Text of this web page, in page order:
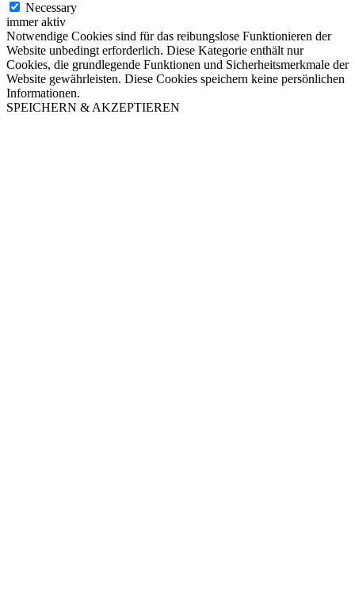
Necessary
immer aktiv
Notwendige Cookies sind für das reibungslose Funktionieren der
Website unbedingt erforderlich. Diese Kategorie enthält nur
Cookies, die grundlegende Funktionen und Sicherheitsmerkmale der
Website gewährleisten. Diese Cookies speichern keine persönlichen
Informationen.
SPEICHERN & AKZEPTIEREN